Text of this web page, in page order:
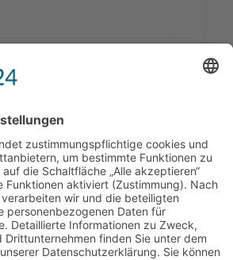
„Thema als neu markieren“-
nach oben auf die erste
holen. Wenn du den
Link nicht siehst, dann ist die
deaktiviert oder seit
ist nicht genügend Zeit
ist auch möglich, das Thema
indem du einfach eine
schreibst. Stelle jedoch sicher,
dieses Boards beachtest! Es